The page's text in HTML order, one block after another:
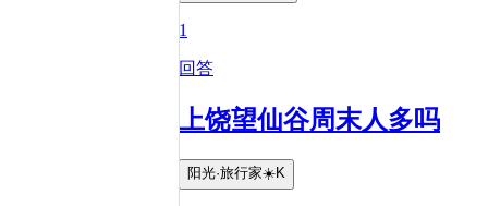
1
回答
上饶望仙谷周末人多吗
阳光·旅行家☀️K